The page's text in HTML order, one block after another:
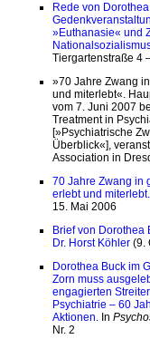
Rede von
»Euthanasie« und
Tiergartenstraße 4
»70 Jahre Zwang
und miterlebt«.
vom 7. Juni 2007
Treatment in
[»Psychiatrische
Überblick«],
Association in
70 Jahre Zwang in
erlebt und
15. Mai 2006
Brief von Dorothea
Dr. Horst Köhler (9.
Dorothea Buck im
Zorn muss
engagierten
Psychiatrie – 60
Aktionen. In
Nr. 2